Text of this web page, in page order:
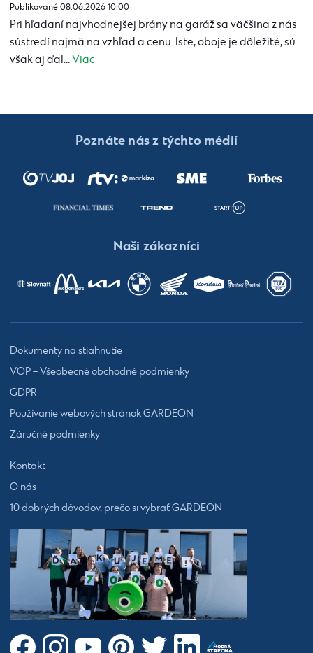
Publikované 08.06.2026 10:00
Pri hľadaní najvhodnejšej brány na garáž sa väčšina z nás
sústredí najmä na vzhľad a cenu. Iste, oboje je dôležité, sú
však aj ďal...Viac
Poznáte nás z týchto médií
Naši zákazníci
Dokumenty na stiahnutie
VOP – Všeobecné obchodné podmienky
GDPR
Používanie webových stránok GARDEON
Záručné podmienky
Kontakt
O nás
10 dobrých dôvodov, prečo si vybrať GARDEON